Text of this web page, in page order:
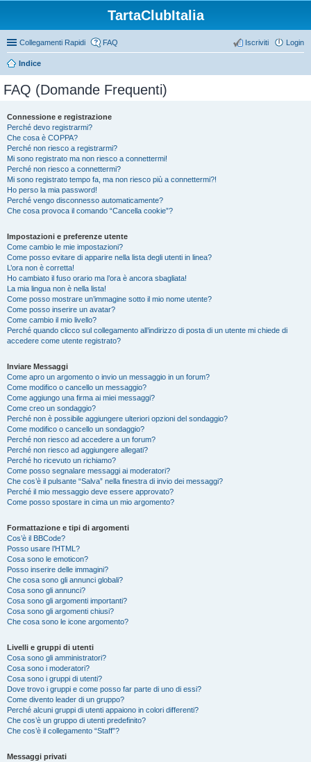
TartaClubItalia
Collegamenti Rapidi FAQ Login
Iscriviti
Indice
FAQ (Domande Frequenti)
Connessione e registrazione
Perché devo registrarmi?
Che cosa è COPPA?
Perché non riesco a registrarmi?
Mi sono registrato ma non riesco a connettermi!
Perché non riesco a connettermi?
Mi sono registrato tempo fa, ma non riesco più a connettermi?!
Ho perso la mia password!
Perché vengo disconnesso automaticamente?
Che cosa provoca il comando “Cancella cookie”?
Impostazioni e preferenze utente
Come cambio le mie impostazioni?
Come posso evitare di apparire nella lista degli utenti in linea?
L’ora non è corretta!
Ho cambiato il fuso orario ma l’ora è ancora sbagliata!
La mia lingua non è nella lista!
Come posso mostrare un’immagine sotto il mio nome utente?
Come posso inserire un avatar?
Come cambio il mio livello?
Perché quando clicco sul collegamento all’indirizzo di posta di un utente mi chiede di
accedere come utente registrato?
Inviare Messaggi
Come apro un argomento o invio un messaggio in un forum?
Come modifico o cancello un messaggio?
Come aggiungo una firma ai miei messaggi?
Come creo un sondaggio?
Perché non è possibile aggiungere ulteriori opzioni del sondaggio?
Come modifico o cancello un sondaggio?
Perché non riesco ad accedere a un forum?
Perché non riesco ad aggiungere allegati?
Perché ho ricevuto un richiamo?
Come posso segnalare messaggi ai moderatori?
Che cos’è il pulsante “Salva” nella finestra di invio dei messaggi?
Perché il mio messaggio deve essere approvato?
Come posso spostare in cima un mio argomento?
Formattazione e tipi di argomenti
Cos’è il BBCode?
Posso usare l’HTML?
Cosa sono le emoticon?
Posso inserire delle immagini?
Che cosa sono gli annunci globali?
Cosa sono gli annunci?
Cosa sono gli argomenti importanti?
Cosa sono gli argomenti chiusi?
Che cosa sono le icone argomento?
Livelli e gruppi di utenti
Cosa sono gli amministratori?
Cosa sono i moderatori?
Cosa sono i gruppi di utenti?
Dove trovo i gruppi e come posso far parte di uno di essi?
Come divento leader di un gruppo?
Perché alcuni gruppi di utenti appaiono in colori differenti?
Che cos’è un gruppo di utenti predefinito?
Che cos’è il collegamento “Staff”?
Messaggi privati